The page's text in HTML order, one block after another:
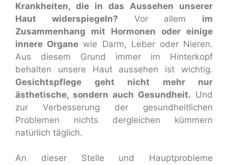
Krankheiten, die in das Aussehen unserer
Haut widerspiegeln? Vor allem im
Zusammenhang mit Hormonen oder einige
innere Organe wie Darm, Leber oder Nieren.
Aus diesem Grund immer im Hinterkopf
behalten unsere Haut aussehen ist wichtig.
Gesichtspflege geht nicht mehr nur
ästhetische, sondern auch Gesundheit. Und
zur Verbesserung der gesundheitlichen
Problemen nichts dergleichen kümmern
natürlich täglich.
An dieser Stelle und Hauptprobleme